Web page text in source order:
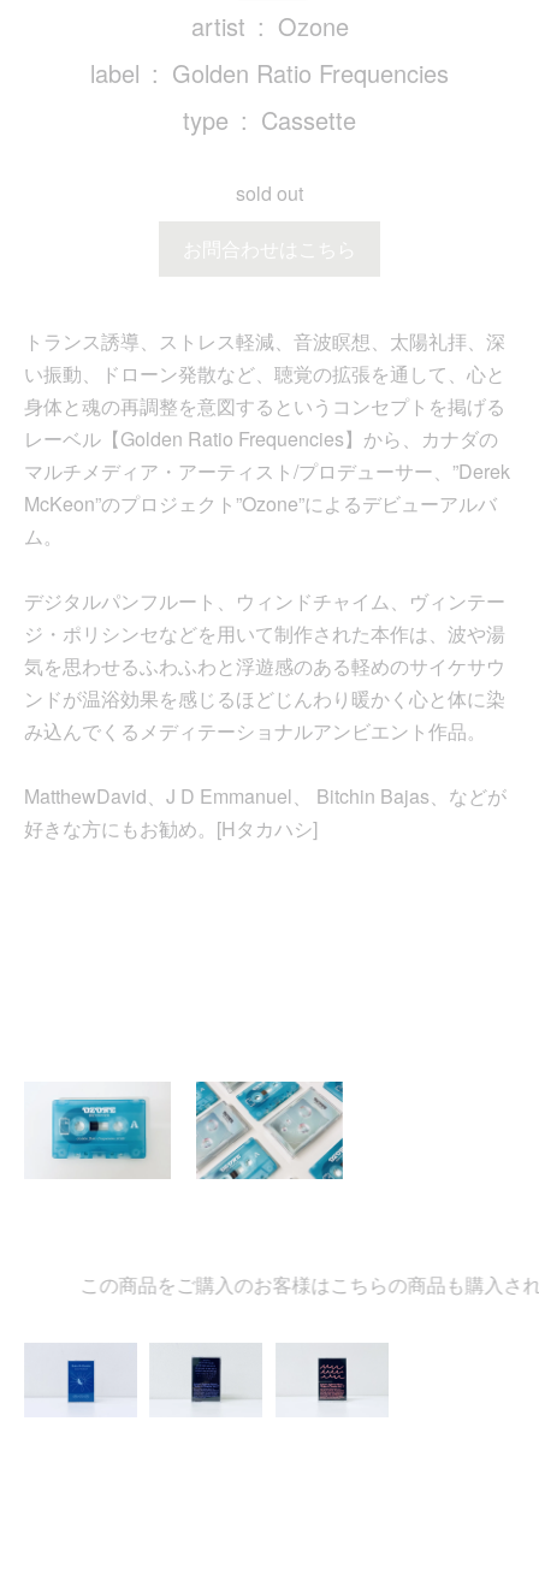
artist
Ozone
label
Golden Ratio Frequencies
type
Cassette
sold out
お問合わせはこちら
トランス誘導、ストレス軽減、音波瞑想、太陽礼拝、深
い振動、ドローン発散など、聴覚の拡張を通して、心と
身体と魂の再調整を意図するというコンセプトを掲げる
レーベル【Golden Ratio Frequencies】から、カナダの
マルチメディア・アーティスト/プロデューサー、”Derek
McKeon”のプロジェクト”Ozone”によるデビューアルバ
ム。
デジタルパンフルート、ウィンドチャイム、ヴィンテー
ジ・ポリシンセなどを用いて制作された本作は、波や湯
気を思わせるふわふわと浮遊感のある軽めのサイケサウ
ンドが温浴効果を感じるほどじんわり暖かく心と体に染
み込んでくるメディテーショナルアンビエント作品。
MatthewDavid、J D Emmanuel、 Bitchin Bajas、などが
好きな方にもお勧め。[Hタカハシ]
この商品をご購入のお客様はこちらの商品も購入され